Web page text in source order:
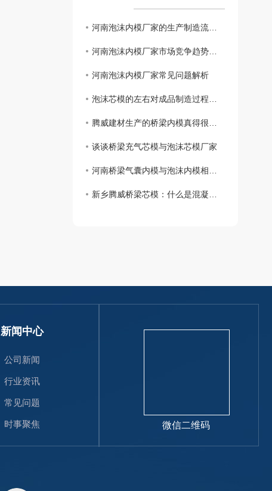
河南泡沫内模厂家的生产制造流程与技术分析
河南泡沫内模厂家市场竞争趋势分析
河南泡沫内模厂家常见问题解析
泡沫芯模的左右对成品制造过程的影响
腾威建材生产的桥梁内模真得很不错。
谈谈桥梁充气芯模与泡沫芯模厂家
河南桥梁气囊内模与泡沫内模相比，有哪些区别?
新乡腾威桥梁芯模：什么是混凝土桥梁芯模?桥梁芯模的种类有哪些?
新闻中心
公司新闻
行业资讯
常见问题
时事聚焦 微信二维码